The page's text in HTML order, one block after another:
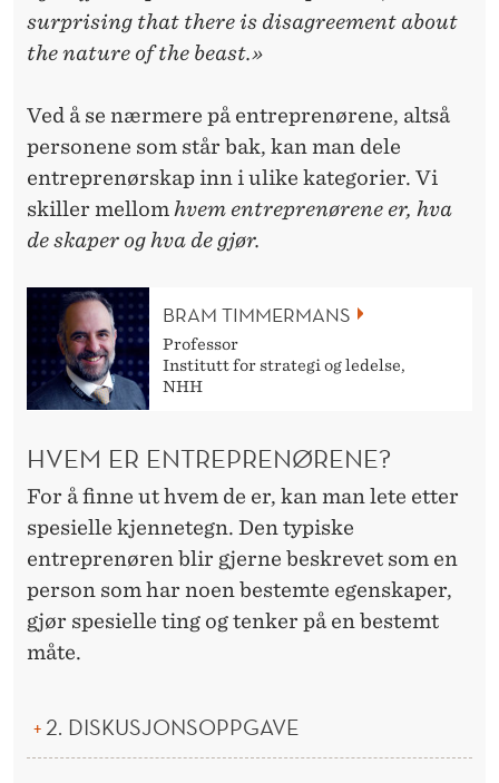
surprising that there is disagreement about
the nature of the beast.»
Ved å se nærmere på entreprenørene, altså
personene som står bak, kan man dele
entreprenørskap inn i ulike kategorier. Vi
skiller mellom hvem entreprenørene er, hva
de skaper og hva de gjør.
BRAM TIMMERMANS
Professor
Institutt for strategi og ledelse,
NHH
HVEM ER ENTREPRENØRENE?
For å finne ut hvem de er, kan man lete etter
spesielle kjennetegn. Den typiske
entreprenøren blir gjerne beskrevet som en
person som har noen bestemte egenskaper,
gjør spesielle ting og tenker på en bestemt
måte.
2. DISKUSJONSOPPGAVE